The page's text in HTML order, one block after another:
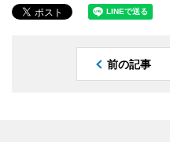
前の記事